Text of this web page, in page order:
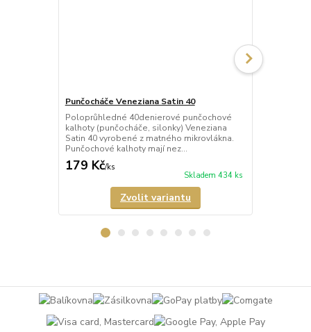
Punčocháče Veneziana Satin 40
Poloprůhledné 40denierové punčochové
kalhoty (punčocháče, silonky) Veneziana
Satin 40 vyrobené z matného mikrovlákna.
Punčochové kalhoty mají nez...
179 Kč/ks
Skladem 434 ks
Zvolit variantu